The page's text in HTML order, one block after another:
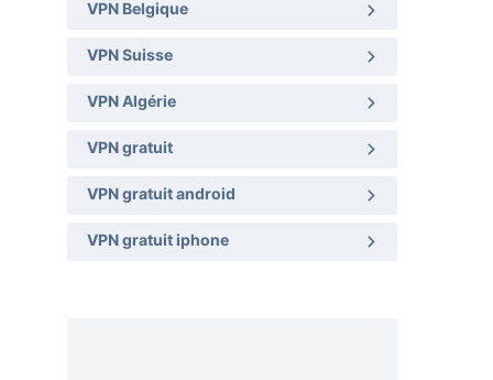
VPN Belgique
VPN Suisse
VPN Algérie
VPN gratuit
VPN gratuit android
VPN gratuit iphone